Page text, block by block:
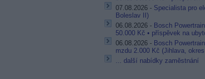
07.08.2026 - Specialista pro
Boleslav II)
06.08.2026 - Bosch
50.000 Kč • příspěvek na
06.08.2026 - Bosch
mzdu 2.000 Kč (Jihlava,
... další nabídky zaměstnání